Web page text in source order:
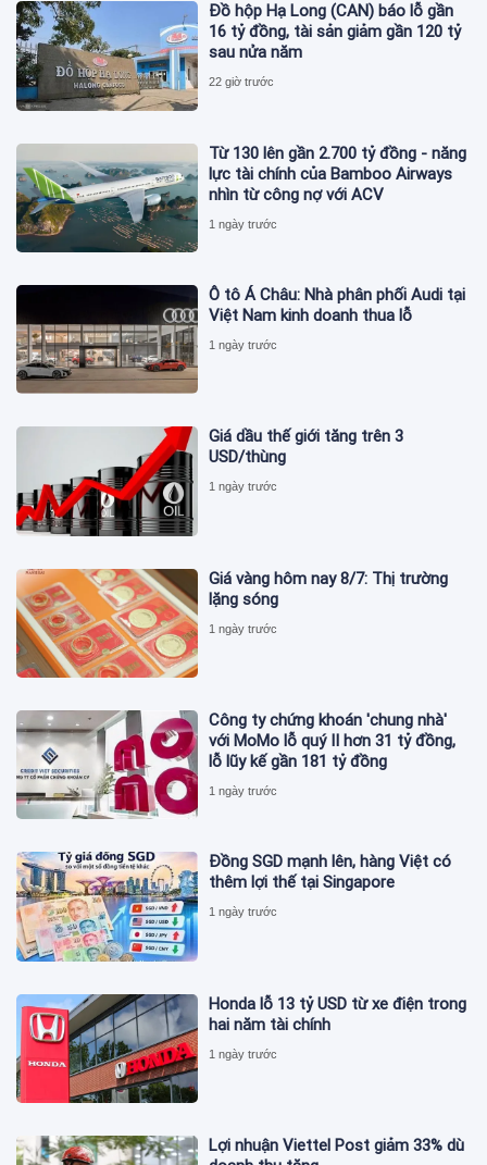
Đồ hộp Hạ Long (CAN) báo lỗ gần
16 tỷ đồng, tài sản giảm gần 120 tỷ
sau nửa năm
22 giờ trước
Từ 130 lên gần 2.700 tỷ đồng - năng
lực tài chính của Bamboo Airways
nhìn từ công nợ với ACV
1 ngày trước
Ô tô Á Châu: Nhà phân phối Audi tại
Việt Nam kinh doanh thua lỗ
1 ngày trước
Giá dầu thế giới tăng trên 3
USD/thùng
1 ngày trước
Giá vàng hôm nay 8/7: Thị trường
lặng sóng
1 ngày trước
Công ty chứng khoán 'chung nhà'
với MoMo lỗ quý II hơn 31 tỷ đồng,
lỗ lũy kế gần 181 tỷ đồng
1 ngày trước
Đồng SGD mạnh lên, hàng Việt có
thêm lợi thế tại Singapore
1 ngày trước
Honda lỗ 13 tỷ USD từ xe điện trong
hai năm tài chính
1 ngày trước
Lợi nhuận Viettel Post giảm 33% dù